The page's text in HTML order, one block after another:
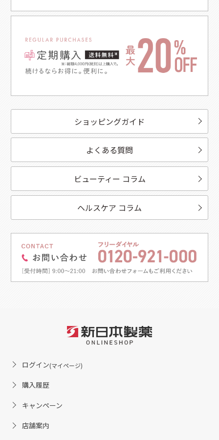
ショッピングガイド
よくある質問
ビューティー コラム
ヘルスケア コラム
ログイン(マイページ)
購入履歴
キャンペーン
店舗案内